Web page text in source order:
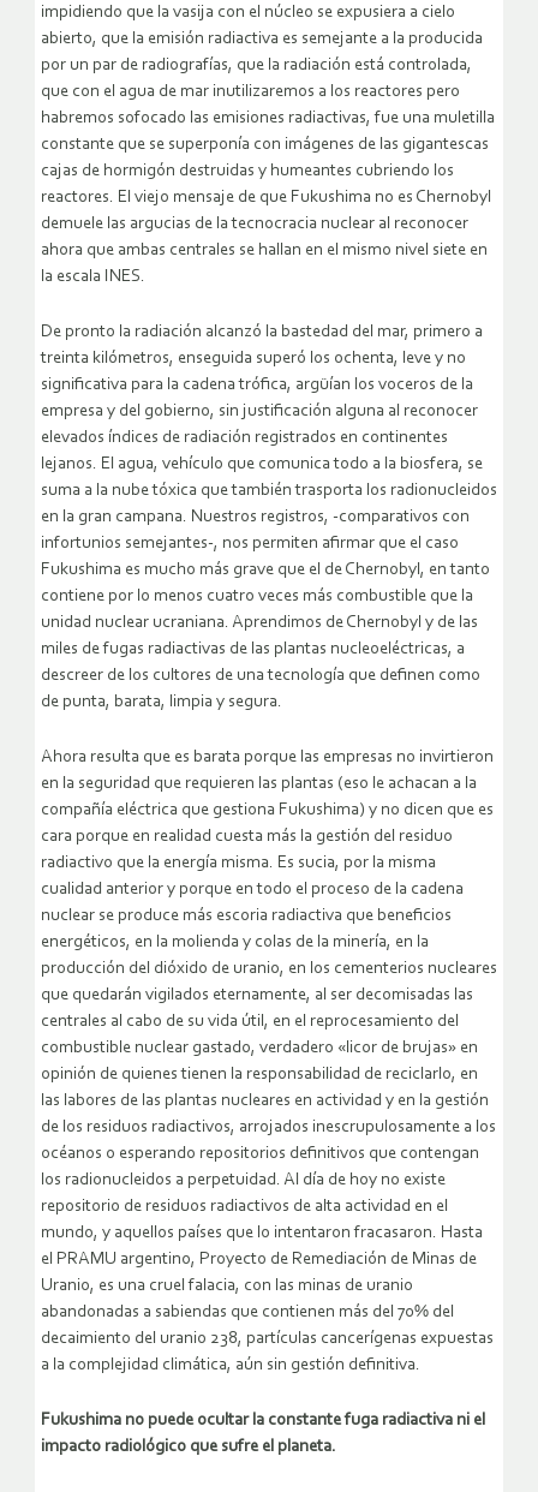
impidiendo que la vasija con el núcleo se expusiera a cielo
abierto, que la emisión radiactiva es semejante a la producida
por un par de radiografías, que la radiación está controlada,
que con el agua de mar inutilizaremos a los reactores pero
habremos sofocado las emisiones radiactivas, fue una muletilla
constante que se superponía con imágenes de las gigantescas
cajas de hormigón destruidas y humeantes cubriendo los
reactores. El viejo mensaje de que Fukushima no es Chernobyl
demuele las argucias de la tecnocracia nuclear al reconocer
ahora que ambas centrales se hallan en el mismo nivel siete en
la escala INES.
De pronto la radiación alcanzó la bastedad del mar, primero a
treinta kilómetros, enseguida superó los ochenta, leve y no
significativa para la cadena trófica, argüían los voceros de la
empresa y del gobierno, sin justificación alguna al reconocer
elevados índices de radiación registrados en continentes
lejanos. El agua, vehículo que comunica todo a la biosfera, se
suma a la nube tóxica que también trasporta los radionucleidos
en la gran campana. Nuestros registros, -comparativos con
infortunios semejantes-, nos permiten afirmar que el caso
Fukushima es mucho más grave que el de Chernobyl, en tanto
contiene por lo menos cuatro veces más combustible que la
unidad nuclear ucraniana. Aprendimos de Chernobyl y de las
miles de fugas radiactivas de las plantas nucleoeléctricas, a
descreer de los cultores de una tecnología que definen como
de punta, barata, limpia y segura.
Ahora resulta que es barata porque las empresas no invirtieron
en la seguridad que requieren las plantas (eso le achacan a la
compañía eléctrica que gestiona Fukushima) y no dicen que es
cara porque en realidad cuesta más la gestión del residuo
radiactivo que la energía misma. Es sucia, por la misma
cualidad anterior y porque en todo el proceso de la cadena
nuclear se produce más escoria radiactiva que beneficios
energéticos, en la molienda y colas de la minería, en la
producción del dióxido de uranio, en los cementerios nucleares
que quedarán vigilados eternamente, al ser decomisadas las
centrales al cabo de su vida útil, en el reprocesamiento del
combustible nuclear gastado, verdadero «licor de brujas» en
opinión de quienes tienen la responsabilidad de reciclarlo, en
las labores de las plantas nucleares en actividad y en la gestión
de los residuos radiactivos, arrojados inescrupulosamente a los
océanos o esperando repositorios definitivos que contengan
los radionucleidos a perpetuidad. Al día de hoy no existe
repositorio de residuos radiactivos de alta actividad en el
mundo, y aquellos países que lo intentaron fracasaron. Hasta
el PRAMU argentino, Proyecto de Remediación de Minas de
Uranio, es una cruel falacia, con las minas de uranio
abandonadas a sabiendas que contienen más del 70% del
decaimiento del uranio 238, partículas cancerígenas expuestas
a la complejidad climática, aún sin gestión definitiva.
Fukushima no puede ocultar la constante fuga radiactiva ni el
impacto radiológico que sufre el planeta.